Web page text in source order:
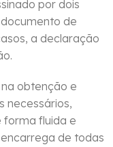
por dois
de
a declaração
obtenção e
necessários,
forma fluida e
de todas